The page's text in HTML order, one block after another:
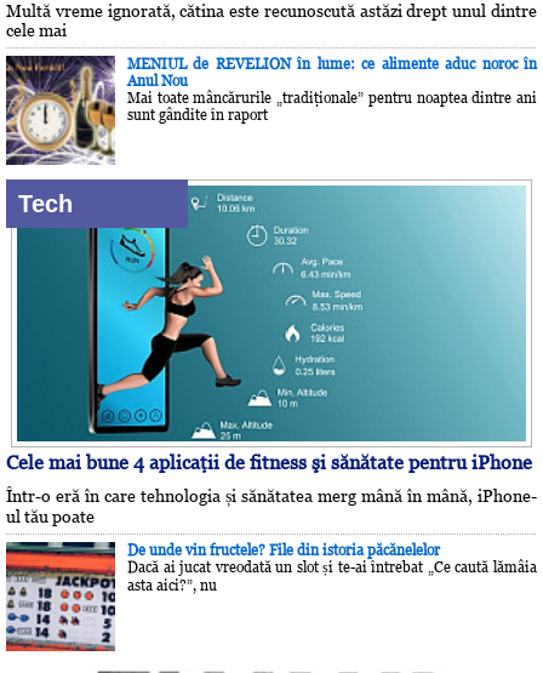
Multă vreme ignorată, cătina este recunoscută astăzi drept unul dintre
cele mai
MENIUL de REVELION în lume: ce alimente aduc noroc în
Anul Nou
Mai toate mâncărurile „tradiţionale” pentru noaptea dintre ani
sunt gândite în raport
Tech
Cele mai bune 4 aplicaţii de fitness şi sănătate pentru iPhone
Într-o eră în care tehnologia și sănătatea merg mână în mână, iPhone-
ul tău poate
De unde vin fructele? File din istoria păcănelelor
Dacă ai jucat vreodată un slot și te-ai întrebat „Ce caută lămâia
asta aici?”, nu